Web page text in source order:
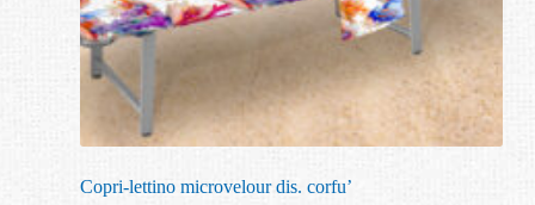
Copri-lettino microvelour dis. corfu’